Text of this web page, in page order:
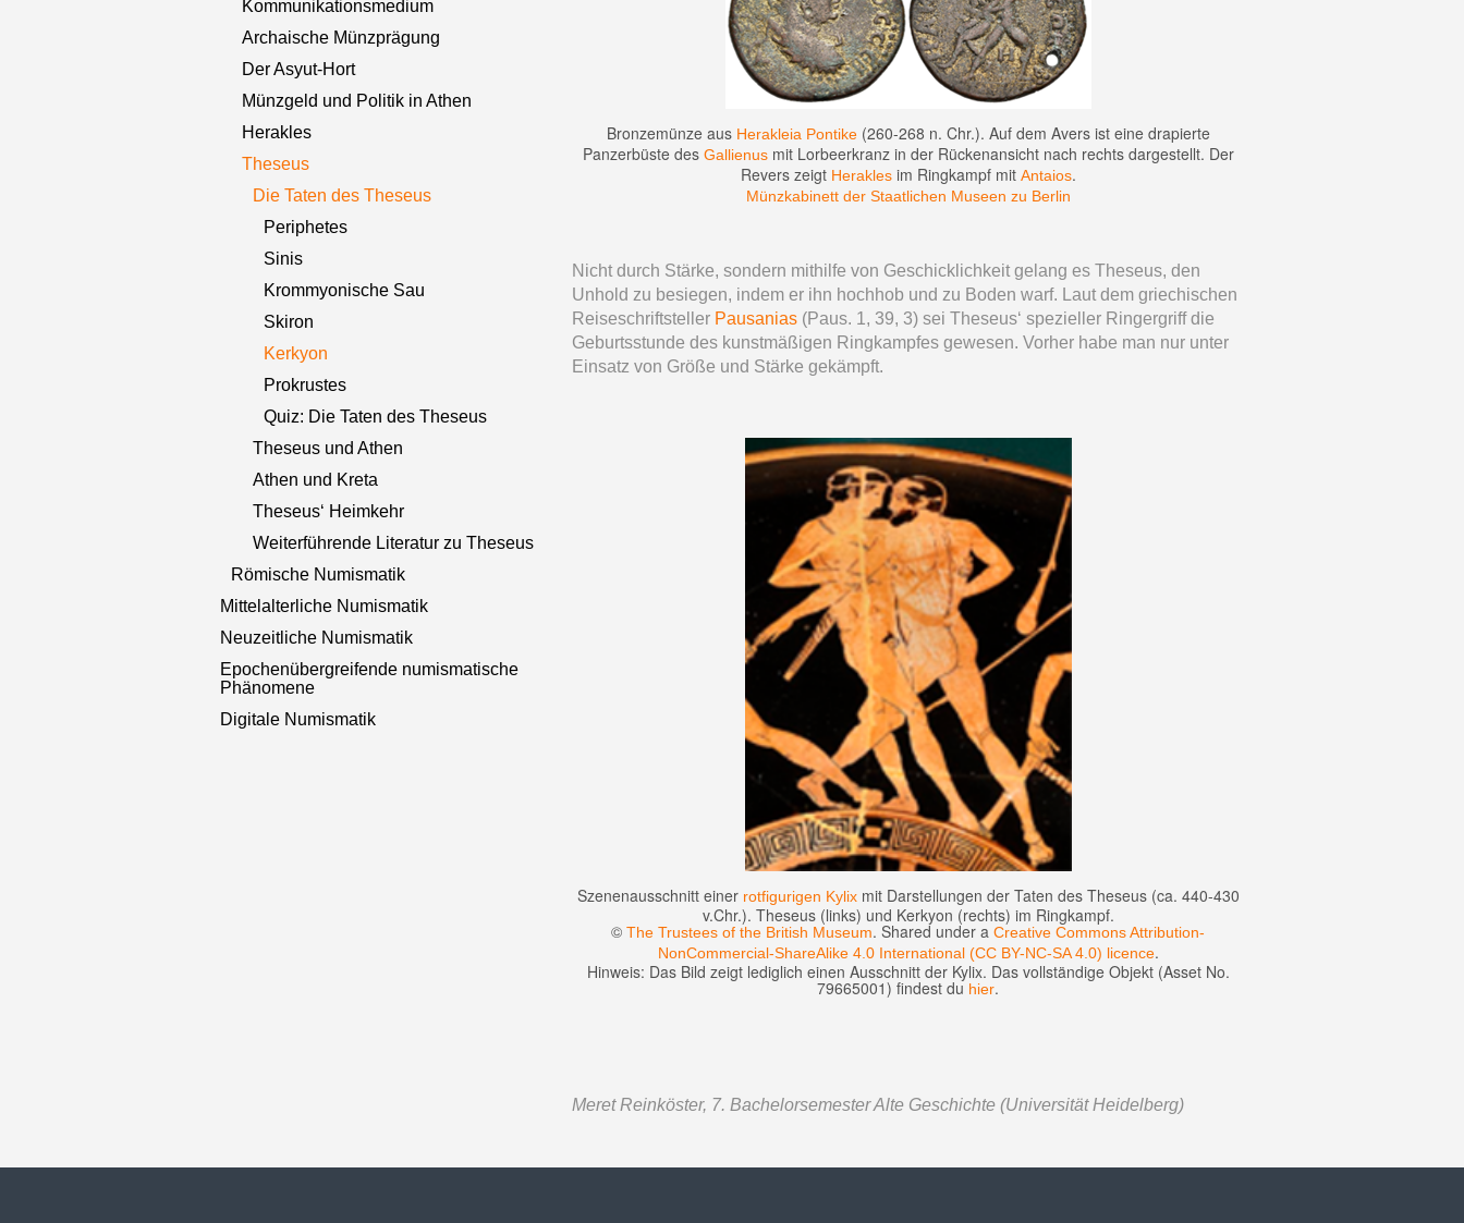
Kommunikationsmedium
Archaische Münzprägung
Der Asyut-Hort
Münzgeld und Politik in Athen
Herakles
Theseus
Die Taten des Theseus
Periphetes
Sinis
Krommyonische Sau
Skiron
Kerkyon
Prokrustes
Quiz: Die Taten des Theseus
Theseus und Athen
Athen und Kreta
Theseus‘ Heimkehr
Weiterführende Literatur zu Theseus
Römische Numismatik
Mittelalterliche Numismatik
Neuzeitliche Numismatik
Epochenübergreifende numismatische
Phänomene
Digitale Numismatik
Bronzemünze aus Herakleia Pontike(260-268 n. Chr.). Auf dem Avers ist eine drapierte
Panzerbüste des Gallienusmit Lorbeerkranz in der Rückenansicht nach rechts dargestellt. Der
Revers zeigt Heraklesim Ringkampf mit Antaios.
Münzkabinett der Staatlichen Museen zu Berlin
Nicht durch Stärke, sondern mithilfe von Geschicklichkeit gelang es Theseus, den
Unhold zu besiegen, indem er ihn hochhob und zu Boden warf. Laut dem griechischen
Reiseschriftsteller Pausanias (Paus. 1, 39, 3) sei Theseus‘ spezieller Ringergriff die
Geburtsstunde des kunstmäßigen Ringkampfes gewesen. Vorher habe man nur unter
Einsatz von Größe und Stärke gekämpft.
Szenenausschnitt einer rotfigurigen Kylixmit Darstellungen der Taten des Theseus (ca. 440-430
v.Chr.). Theseus (links) und Kerkyon (rechts) im Ringkampf.
©The Trustees of the British Museum. Shared under aCreative Commons Attribution-
NonCommercial-ShareAlike 4.0 International (CC BY-NC-SA 4.0) licence.
Hinweis: Das Bild zeigt lediglich einen Ausschnitt der Kylix. Das vollständige Objekt (Asset No.
79665001) findest du hier.
Meret Reinköster, 7. Bachelorsemester Alte Geschichte (Universität Heidelberg)